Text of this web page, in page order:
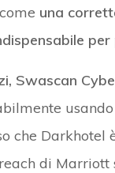
una
Swascan
che
di Marriott